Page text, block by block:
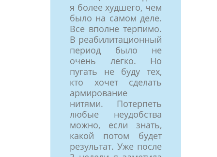
я более худшего, чем
было на самом деле.
Все вполне терпимо.
В реабилитационный
период было не
очень легко. Но
пугать не буду тех,
кто хочет сделать
армирование
нитями. Потерпеть
любые неудобства
можно, если знать,
какой потом будет
результат. Уже после